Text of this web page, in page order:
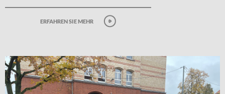
erfahren sie mehr